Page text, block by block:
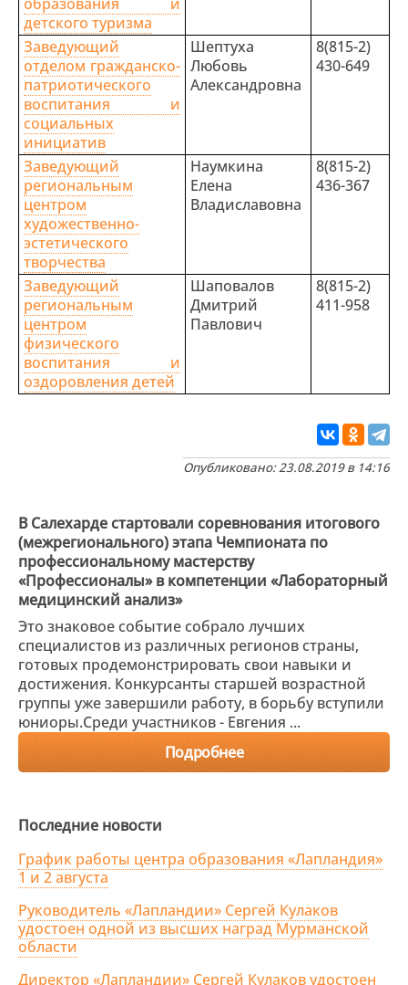
детского туризма
Заведующий
отделом гражданско-
патриотического
воспитания и
социальных
инициатив
Шептуха
Любовь
Александровна
8(815-2)
430-649
Заведующий
региональным
центром
художественно-
эстетического
творчества
Наумкина
Елена
Владиславовна
8(815-2)
436-367
Заведующий
региональным
центром
физического
воспитания и
оздоровления детей
Шаповалов
Дмитрий
Павлович
8(815-2)
411-958
Опубликовано: 23.08.2019 в 14:16
В Салехарде стартовали соревнования итогового
(межрегионального) этапа Чемпионата по
профессиональному мастерству
«Профессионалы» в компетенции «Лабораторный
медицинский анализ»
Это знаковое событие собрало лучших
специалистов из различных регионов страны,
готовых продемонстрировать свои навыки и
достижения. Конкурсанты старшей возрастной
группы уже завершили работу, в борьбу вступили
юниоры.Среди участников - Евгения ...
Подробнее
Последние новости
График работы центра образования «Лапландия»
1 и 2 августа
Руководитель «Лапландии» Сергей Кулаков
удостоен одной из высших наград Мурманской
области
Директор «Лапландии» Сергей Кулаков удостоен